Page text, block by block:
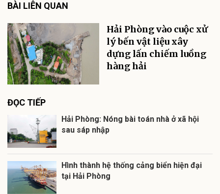
BÀI LIÊN QUAN
Hải Phòng vào cuộc xử
lý bến vật liệu xây
dựng lấn chiếm luồng
hàng hải
ĐỌC TIẾP
Hải Phòng: Nóng bài toán nhà ở xã hội
sau sáp nhập
Hình thành hệ thống cảng biển hiện đại
tại Hải Phòng